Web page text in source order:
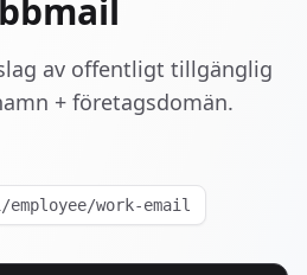
av offentligt tillgänglig
+ företagsdomän.
work-email